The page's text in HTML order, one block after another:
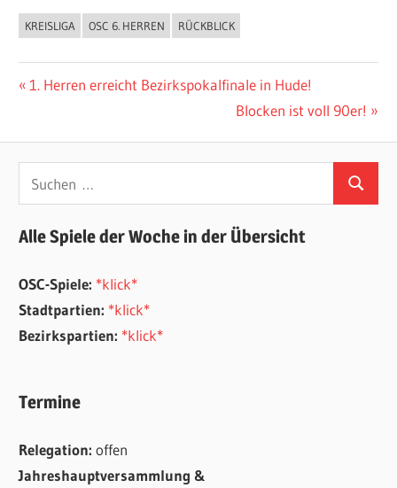
ALLGEMEIN
KREISLIGA OSC 6. HERREN RÜCKBLICK
Beitragsnavigation
Vorheriger
1. Herren erreicht Bezirkspokalfinale in Hude!
Nächster
Blocken ist voll 90er!
nach:
Suchen
Alle Spiele der Woche in der Übersicht
OSC-Spiele: *klick*
Stadtpartien: *klick*
Bezirkspartien: *klick*
Termine
Relegation:offen
Jahreshauptversammlung &